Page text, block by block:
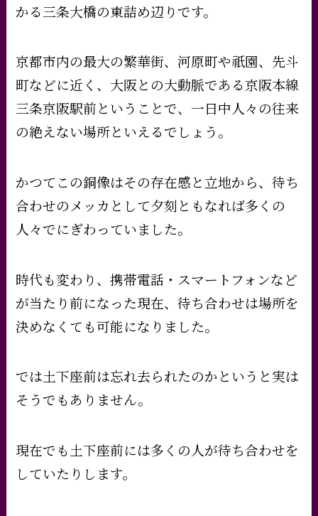
かる三条大橋の東詰め辺りです。
京都市内の最大の繁華街、河原町や祇園、先斗
町などに近く、大阪との大動脈である京阪本線
三条京阪駅前ということで、一日中人々の往来
の絶えない場所といえるでしょう。
かつてこの銅像はその存在感と立地から、待ち
合わせのメッカとして夕刻ともなれば多くの
人々でにぎわっていました。
時代も変わり、携帯電話・スマートフォンなど
が当たり前になった現在、待ち合わせは場所を
決めなくても可能になりました。
では土下座前は忘れ去られたのかというと実は
そうでもありません。
現在でも土下座前には多くの人が待ち合わせを
していたりします。